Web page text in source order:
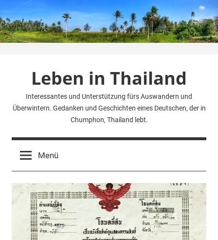
Inhalt
springen
Leben in Thailand
Interessantes und Unterstützung fürs Auswandern und
Überwintern. Gedanken und Geschichten eines Deutschen, der in
Chumphon, Thailand lebt.
Menü